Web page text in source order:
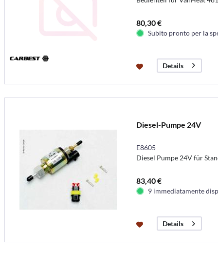
80,30 €
Subito pronto per la
Details
Diesel-Pumpe 24V
E8605
Diesel Pumpe 24V für
83,40 €
9 immediatamente
Details